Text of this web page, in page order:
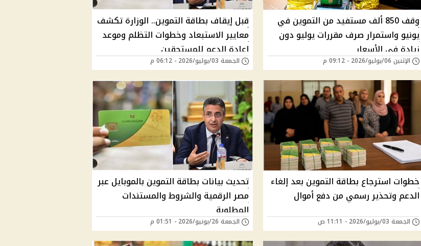
وقف 850 ألف مستفيد من التموين في
يونيو واستمرار صرف مقررات يوليو دون
زيادة في الأسعار
الإثنين 06/يوليو/2026 - 09:12 م
قبل إيقاف بطاقة التموين.. الوزارة تكشف
معايير الاستبعاد وخطوات التظلم وموعد
إعادة الدعم للمستحقين
الجمعة 03/يوليو/2026 - 06:12 م
خطوات استرجاع بطاقة التموين بعد إلغاء
الدعم وتحذير رسمي من دفع أموال
الجمعة 03/يوليو/2026 - 11:11 ص
تحديث بيانات بطاقة التموين بالموبايل عبر
مصر الرقمية والشروط والمستندات
المطلوبة
الجمعة 26/يونيو/2026 - 01:51 م